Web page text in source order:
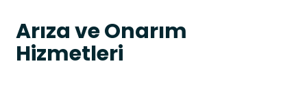
Arıza ve Onarım
Hizmetleri